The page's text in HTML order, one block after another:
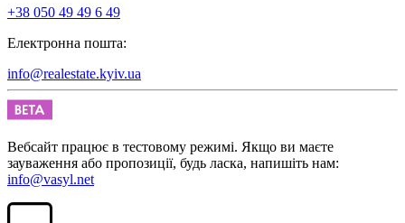
+38 050 49 49 6 49
Електронна пошта:
info@realestate.kyiv.ua
Вебсайт працює в тестовому режимі. Якщо ви маєте
зауваження або пропозиції, будь ласка, напишіть нам:
info@vasyl.net